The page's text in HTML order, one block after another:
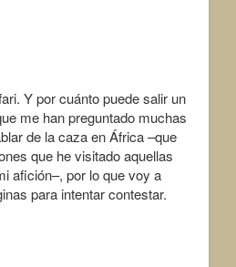
Y por cuánto puede salir un
me han preguntado muchas
de la caza en África –que
que he visitado aquellas
afición–, por lo que voy a
para intentar contestar.